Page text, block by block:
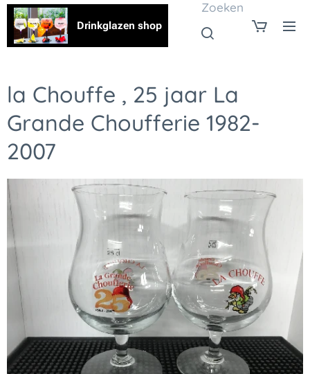
Drinkglazen shop
Zoeken
la Chouffe , 25 jaar La
Grande Choufferie 1982-
2007